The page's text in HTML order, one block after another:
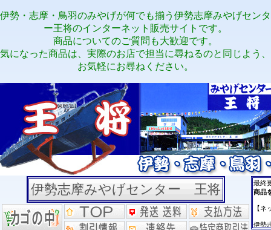
伊勢・志摩・鳥羽のみやげが何でも揃う伊勢志摩みやげセンタ
ー王将のインターネット販売サイトです。
商品についてのご質問も大歓迎です。
気になった商品は、実際のお店で担当に尋ねるのと同じよう、
お気軽にお尋ねください。
伊勢志摩みやげセンター 王将